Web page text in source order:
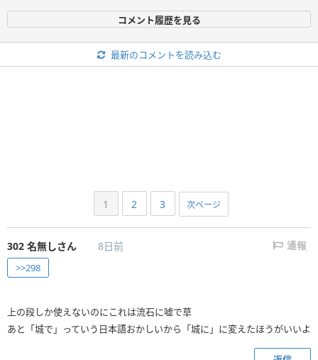
コメント履歴を見る
最新のコメントを読み込む
1 2 3 次ページ
302 名無しさん 8日前 通報
>>298
上の段しか使えないのにこれは流石に嘘で草
あと「城で」っていう日本語おかしいから「城に」に変えたほうがいいよ